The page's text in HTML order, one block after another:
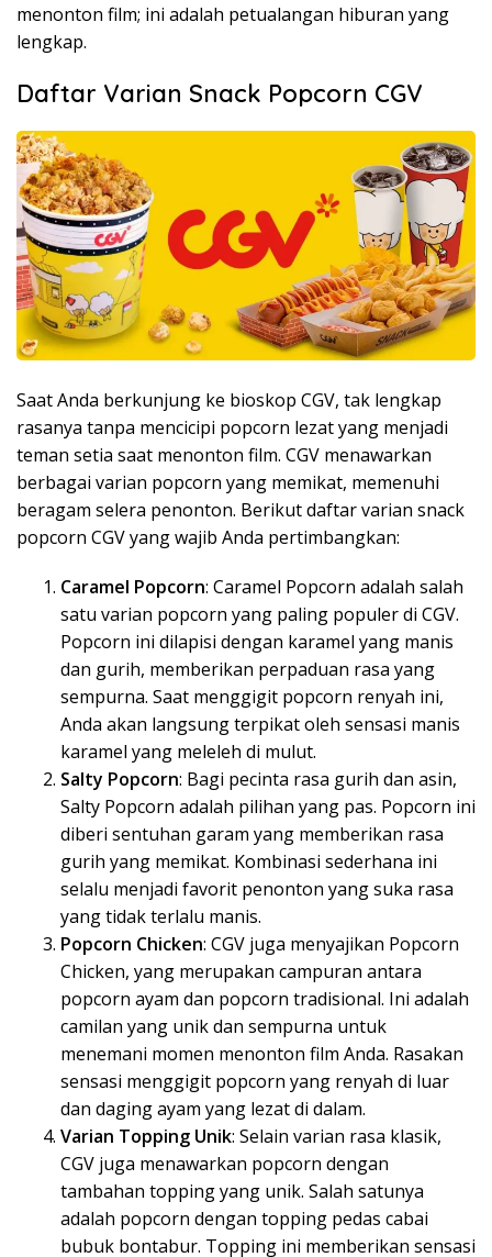
menonton film; ini adalah petualangan hiburan yang
lengkap.
Daftar Varian Snack Popcorn CGV
Saat Anda berkunjung ke bioskop CGV, tak lengkap
rasanya tanpa mencicipi popcorn lezat yang menjadi
teman setia saat menonton film. CGV menawarkan
berbagai varian popcorn yang memikat, memenuhi
beragam selera penonton. Berikut daftar varian snack
popcorn CGV yang wajib Anda pertimbangkan:
Caramel Popcorn: Caramel Popcorn adalah salah
satu varian popcorn yang paling populer di CGV.
Popcorn ini dilapisi dengan karamel yang manis
dan gurih, memberikan perpaduan rasa yang
sempurna. Saat menggigit popcorn renyah ini,
Anda akan langsung terpikat oleh sensasi manis
karamel yang meleleh di mulut.
Salty Popcorn: Bagi pecinta rasa gurih dan asin,
Salty Popcorn adalah pilihan yang pas. Popcorn ini
diberi sentuhan garam yang memberikan rasa
gurih yang memikat. Kombinasi sederhana ini
selalu menjadi favorit penonton yang suka rasa
yang tidak terlalu manis.
Popcorn Chicken: CGV juga menyajikan Popcorn
Chicken, yang merupakan campuran antara
popcorn ayam dan popcorn tradisional. Ini adalah
camilan yang unik dan sempurna untuk
menemani momen menonton film Anda. Rasakan
sensasi menggigit popcorn yang renyah di luar
dan daging ayam yang lezat di dalam.
Varian Topping Unik: Selain varian rasa klasik,
CGV juga menawarkan popcorn dengan
tambahan topping yang unik. Salah satunya
adalah popcorn dengan topping pedas cabai
bubuk bontabur. Topping ini memberikan sensasi